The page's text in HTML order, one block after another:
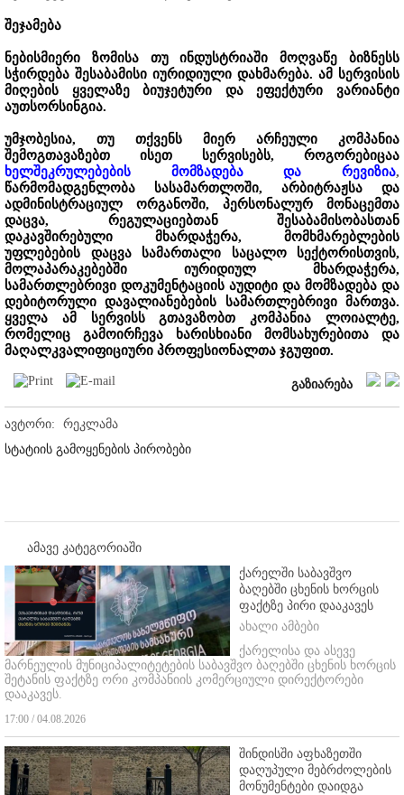
შეჯამება
ნებისმიერი ზომისა თუ ინდუსტრიაში მოღვაწე ბიზნესს
სჭირდება შესაბამისი იურიდიული დახმარება. ამ სერვისის
მიღების ყველაზე ბიუჯეტური და ეფექტური ვარიანტი
აუთსორსინგია.
უმჯობესია, თუ თქვენს მიერ არჩეული კომპანია
შემოგთავაზებთ ისეთ სერვისებს, როგორებიცაა
ხელშეკრულებების მომზადება და რევიზია,
წარმომადგენლობა სასამართლოში, არბიტრაჟსა და
ადმინისტრაციულ ორგანოში, პერსონალურ მონაცემთა
დაცვა, რეგულაციებთან შესაბამისობასთან
დაკავშირებული მხარდაჭერა, მომხმარებლების
უფლებების დაცვა სამართალი საცალო სექტორისთვის,
მოლაპარაკებებში იურიდიულ მხარდაჭერა,
სამართლებრივი დოკუმენტაციის აუდიტი და მომზადება და
დებიტორული დავალიანებების სამართლებრივი მართვა.
ყველა ამ სერვისს გთავაზობთ კომპანია ლოიალტე,
რომელიც გამოირჩევა ხარისხიანი მომსახურებითა და
მაღალკვალიფიციური პროფესიონალთა ჯგუფით.
გაზიარება
ავტორი:
რეკლამა
სტატიის გამოყენების პირობები
ამავე კატეგორიაში
ქარელში საბავშვო
ბაღებში ცხენის ხორცის
ფაქტზე პირი დააკავეს
ახალი ამბები
ქარელისა და ასევე
მარნეულის მუნიციპალიტეტების საბავშვო ბაღებში ცხენის ხორცის
შეტანის ფაქტზე ორი კომპანიის კომერციული დირექტორები
დააკავეს.
17:00 / 04.08.2026
შინდისში აფხაზეთში
დაღუპული მებრძოლების
მონუმენტები დაიდგა